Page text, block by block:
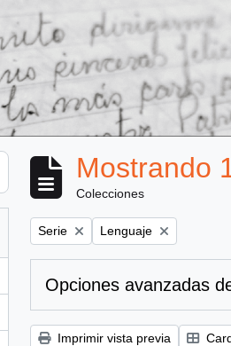
Mostrando
Colecciones
Remove filter:
Serie Remove filter:
Lenguaje
Opciones avanzadas
Imprimir vista previa